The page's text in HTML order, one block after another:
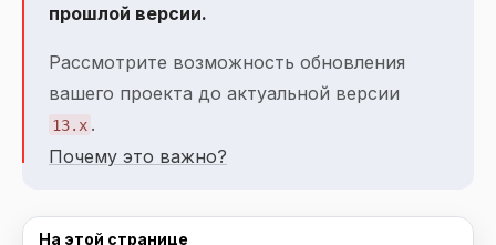
прошлой версии.
Рассмотрите возможность обновления
вашего проекта до актуальной версии
13.x .
Почему это важно?
На этой странице